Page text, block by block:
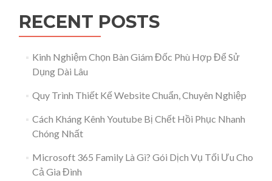
RECENT POSTS
Kinh Nghiệm Chọn Bàn Giám Đốc Phù Hợp Để Sử
Dụng Dài Lâu
Quy Trình Thiết Kế Website Chuẩn, Chuyên Nghiệp
Cách Kháng Kênh Youtube Bị Chết Hồi Phục Nhanh
Chóng Nhất
Microsoft 365 Family Là Gì? Gói Dịch Vụ Tối Ưu Cho
Cả Gia Đình